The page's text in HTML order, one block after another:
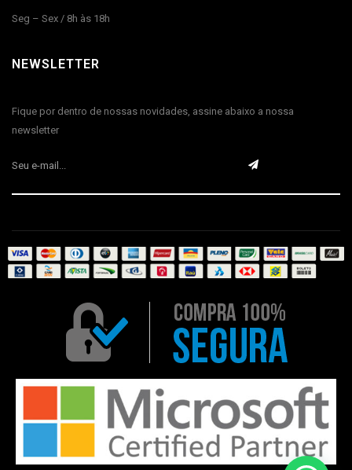
Seg – Sex / 8h às 18h
NEWSLETTER
Fique por dentro de nossas novidades, assine abaixo a nossa
newsletter